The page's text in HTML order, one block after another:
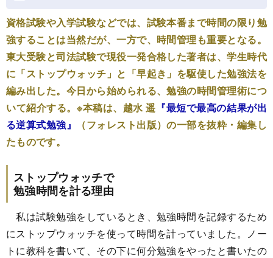
資格試験や入学試験などでは、試験本番まで時間の限り勉
強することは当然だが、一方で、時間管理も重要となる。
東大受験と司法試験で現役一発合格した著者は、学生時代
に「ストップウォッチ」と「早起き」を駆使した勉強法を
編み出した。今日から始められる、勉強の時間管理術につ
いて紹介する。※本稿は、越水 遥 『最短で最高の結果が出
る逆算式勉強』
（フォレスト出版）の一部を抜粋・編集し
たものです。
ストップウォッチで
勉強時間を計る理由
私は試験勉強をしているとき、勉強時間を記録するため
にストップウォッチを使って時間を計っていました。ノー
トに教科を書いて、その下に何分勉強をやったと書いたの